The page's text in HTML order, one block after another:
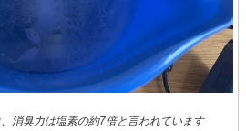
消臭力は塩素の約7倍と言われています